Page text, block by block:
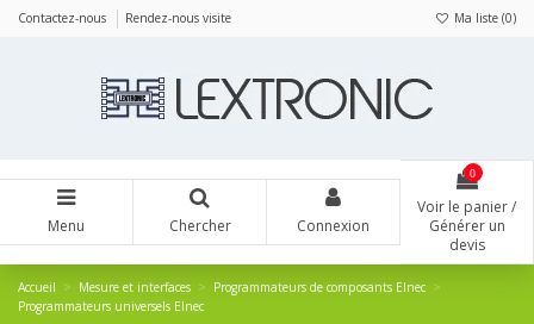
Contactez-nous Rendez-nous visite Ma liste (0)
Menu Chercher Connexion
0
Voir le panier /
Générer un
devis
Accueil Mesure et interfaces
Programmateurs de composants Elnec
Programmateurs universels Elnec
Panneau de gestion des cookies